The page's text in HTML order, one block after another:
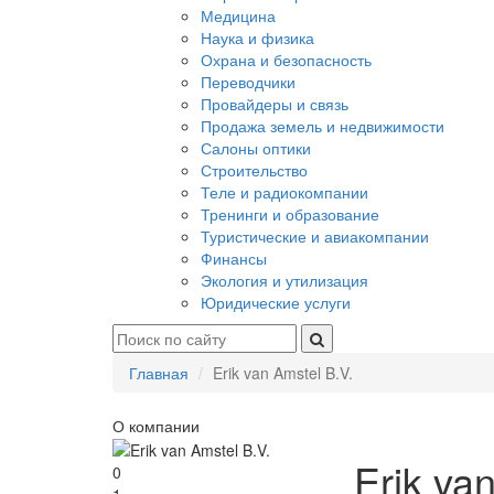
Медицина
Наука и физика
Охрана и безопасность
Переводчики
Провайдеры и связь
Продажа земель и недвижимости
Салоны оптики
Строительство
Теле и радиокомпании
Тренинги и образование
Туристические и авиакомпании
Финансы
Экология и утилизация
Юридические услуги
Главная Erik van Amstel B.V.
О компании
0
Erik